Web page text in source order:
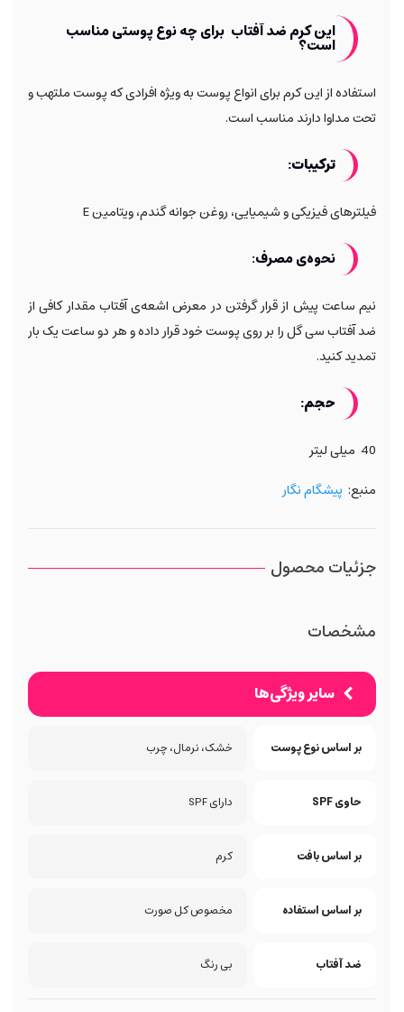
این کرم ضد آفتاب برای چه نوع پوستی مناسب
است؟
استفاده از این کرم برای انواع پوست به ویژه افرادی که پوست ملتهب و
تحت مداوا دارند مناسب است.
ترکیبات:
فیلترهای فیزیکی و شیمیایی، روغن جوانه گندم،ویتامین
نحوه‌ی مصرف:
نیم ساعت پیش از قرار گرفتن در معرض اشعهی آفتاب مقدار کافی از
ضد آفتاب سی گل را بر روی پوست خود قرار داده و هر دو ساعت یک بار
تمدید کنید.
حجم:
40 میلی لیتر
منبع: پیشگام نگار
جزئیات محصول
مشخصات
سایر ویژگی‌ها
بر اساس نوع پوست خشک، نرمال، چرب
حاوی SPF دارای SPF
بر اساس بافت کرم
بر اساس استفاده مخصوص کل صورت
ضد آفتاب بی رنگ